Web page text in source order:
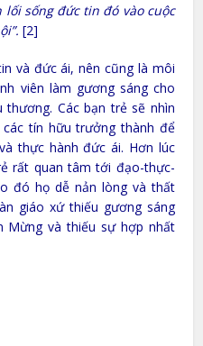
sống đức tin đó vào cuộc
[2]
và đức ái, nên cũng là môi
viên làm gương sáng cho
Các bạn trẻ sẽ nhìn
tín hữu trưởng thành để
thực hành đức ái. Hơn lúc
rất quan tâm tới đạo-thực-
đó họ dễ nản lòng và thất
giáo xứ thiếu gương sáng
Mừng và thiếu sự hợp nhất